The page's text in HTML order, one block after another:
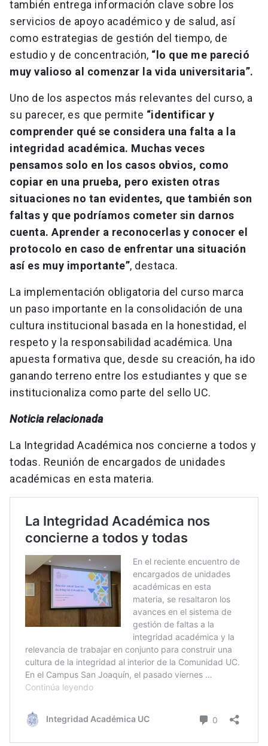
también entrega información clave sobre los
servicios de apoyo académico y de salud, así
como estrategias de gestión del tiempo, de
estudio y de concentración, “lo que me pareció
muy valioso al comenzar la vida universitaria”.
Uno de los aspectos más relevantes del curso, a
su parecer, es que permite “identificar y
comprender qué se considera una falta a la
integridad académica. Muchas veces
pensamos solo en los casos obvios, como
copiar en una prueba, pero existen otras
situaciones no tan evidentes, que también son
faltas y que podríamos cometer sin darnos
cuenta. Aprender a reconocerlas y conocer el
protocolo en caso de enfrentar una situación
así es muy importante”, destaca.
La implementación obligatoria del curso marca
un paso importante en la consolidación de una
cultura institucional basada en la honestidad, el
respeto y la responsabilidad académica. Una
apuesta formativa que, desde su creación, ha ido
ganando terreno entre los estudiantes y que se
institucionaliza como parte del sello UC.
Noticia relacionada
La Integridad Académica nos concierne a todos y
todas. Reunión de encargados de unidades
académicas en esta materia.